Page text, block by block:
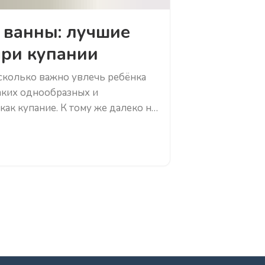
лучшие
купании
важно увлечь ребёнка
однообразных и
купание. К тому же далеко не
игрушки. Это могут быть: